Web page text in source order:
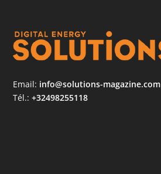
Email: info@solutions-magazine.com
Tél.:+32498255118